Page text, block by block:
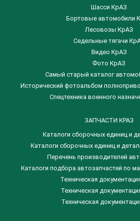
Шасси КрАЗ
Бортовые автомобили
Лесовозы КрАЗ
Седельные тягачи
Видео КрАЗ
Фото КрАЗ
Самый старый каталог
Исторический фотоальбом
Спецтехника военного
ЗАПЧАСТИ КРАЗ
Каталоги сборочных единиц и
​Каталоги сборочных единиц и
Перечень производителей
Каталоги подбора автозапчастей по
Техническая
Техническая
Техническая